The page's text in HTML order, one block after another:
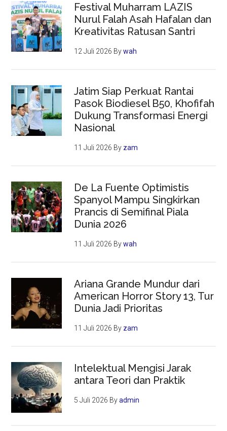
Festival Muharram LAZIS
Nurul Falah Asah Hafalan dan
Kreativitas Ratusan Santri
12 Juli 2026 Bywah
Jatim Siap Perkuat Rantai
Pasok Biodiesel B50, Khofifah
Dukung Transformasi Energi
Nasional
11 Juli 2026 By zam
De La Fuente Optimistis
Spanyol Mampu Singkirkan
Prancis di Semifinal Piala
Dunia 2026
11 Juli 2026 Bywah
Ariana Grande Mundur dari
American Horror Story 13, Tur
Dunia Jadi Prioritas
11 Juli 2026 By zam
Intelektual Mengisi Jarak
antara Teori dan Praktik
5 Juli 2026 Byadmin